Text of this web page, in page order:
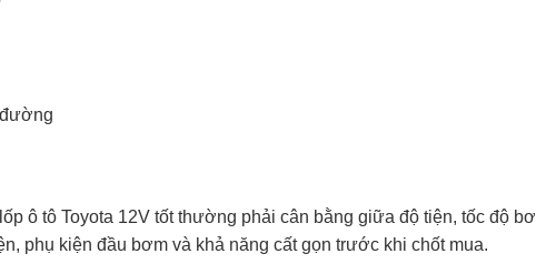
ô tô Toyota 12V tốt thường phải cân bằng giữa độ tiện, tốc độ
phụ kiện đầu bơm và khả năng cất gọn trước khi chốt mua.